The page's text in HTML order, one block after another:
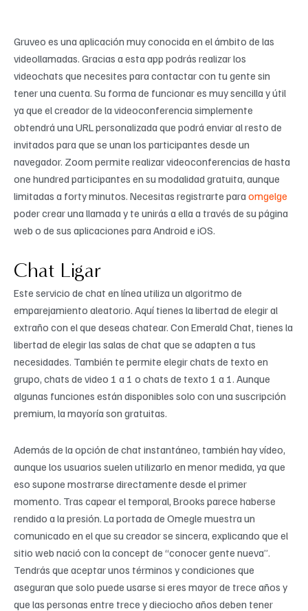
Gruveo es una aplicación muy conocida en el ámbito de las
videollamadas. Gracias a esta app podrás realizar los
videochats que necesites para contactar con tu gente sin
tener una cuenta. Su forma de funcionar es muy sencilla y útil
ya que el creador de la videoconferencia simplemente
obtendrá una URL personalizada que podrá enviar al resto de
invitados para que se unan los participantes desde un
navegador. Zoom permite realizar videoconferencias de hasta
one hundred participantes en su modalidad gratuita, aunque
limitadas a forty minutos. Necesitas registrarte para omgelge
poder crear una llamada y te unirás a ella a través de su página
web o de sus aplicaciones para Android e iOS.
Chat Ligar
Este servicio de chat en línea utiliza un algoritmo de
emparejamiento aleatorio. Aquí tienes la libertad de elegir al
extraño con el que deseas chatear. Con Emerald Chat, tienes la
libertad de elegir las salas de chat que se adapten a tus
necesidades. También te permite elegir chats de texto en
grupo, chats de video 1 a 1 o chats de texto 1 a 1. Aunque
algunas funciones están disponibles solo con una suscripción
premium, la mayoría son gratuitas.
Además de la opción de chat instantáneo, también hay vídeo,
aunque los usuarios suelen utilizarlo en menor medida, ya que
eso supone mostrarse directamente desde el primer
momento. Tras capear el temporal, Brooks parece haberse
rendido a la presión. La portada de Omegle muestra un
comunicado en el que su creador se sincera, explicando que el
sitio web nació con la concept de “conocer gente nueva”.
Tendrás que aceptar unos términos y condiciones que
aseguran que solo puede usarse si eres mayor de trece años y
que las personas entre trece y dieciocho años deben tener